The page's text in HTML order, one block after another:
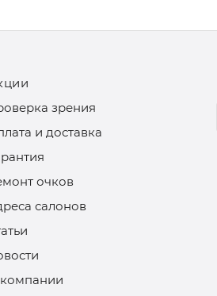
зрения
и доставка
очков
салонов